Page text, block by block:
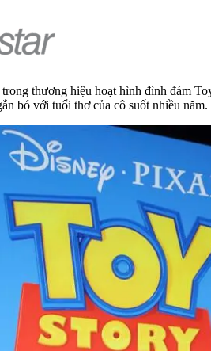
thương hiệu hoạt hình đình đám
bó với tuổi thơ của cô suốt nhiều năm.